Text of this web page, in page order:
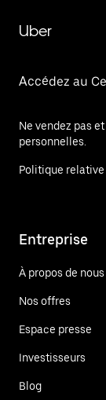
Uber
Accédez au
Ne vendez pas
personnelles.
Politique relative
Entreprise
À propos de nous
Nos offres
Espace presse
Investisseurs
Blog